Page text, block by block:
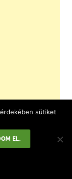
sütiket
EL.